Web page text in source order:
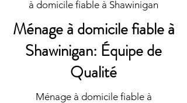
à domicile fiable à Shawinigan
Ménage à domicile fiable à
Shawinigan: Équipe de
Qualité
Ménage à domicile fiable à